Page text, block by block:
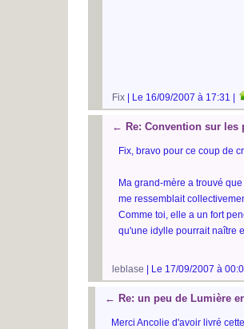
Fix | Le 16/09/2007 à 17:31 |
← Re: Convention sur les
Fix, bravo pour ce coup de
Ma grand-mère a trouvé
me ressemblait
Comme toi, elle a un fort
qu'une idylle pourrait naître
leblase | Le 17/09/2007 à
← Re: un peu de Lumière
Merci Ancolie d'avoir livré